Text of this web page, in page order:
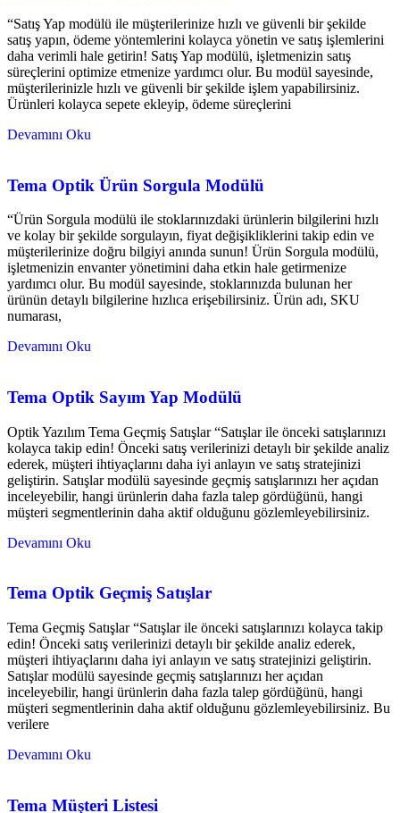
“Satış Yap modülü ile müşterilerinize hızlı ve güvenli bir şekilde
satış yapın, ödeme yöntemlerini kolayca yönetin ve satış işlemlerini
daha verimli hale getirin! Satış Yap modülü, işletmenizin satış
süreçlerini optimize etmenize yardımcı olur. Bu modül sayesinde,
müşterilerinizle hızlı ve güvenli bir şekilde işlem yapabilirsiniz.
Ürünleri kolayca sepete ekleyip, ödeme süreçlerini
Devamını Oku
Tema Optik Ürün Sorgula Modülü
“Ürün Sorgula modülü ile stoklarınızdaki ürünlerin bilgilerini hızlı
ve kolay bir şekilde sorgulayın, fiyat değişikliklerini takip edin ve
müşterilerinize doğru bilgiyi anında sunun! Ürün Sorgula modülü,
işletmenizin envanter yönetimini daha etkin hale getirmenize
yardımcı olur. Bu modül sayesinde, stoklarınızda bulunan her
ürünün detaylı bilgilerine hızlıca erişebilirsiniz. Ürün adı, SKU
numarası,
Devamını Oku
Tema Optik Sayım Yap Modülü
Optik Yazılım Tema Geçmiş Satışlar “Satışlar ile önceki satışlarınızı
kolayca takip edin! Önceki satış verilerinizi detaylı bir şekilde analiz
ederek, müşteri ihtiyaçlarını daha iyi anlayın ve satış stratejinizi
geliştirin. Satışlar modülü sayesinde geçmiş satışlarınızı her açıdan
inceleyebilir, hangi ürünlerin daha fazla talep gördüğünü, hangi
müşteri segmentlerinin daha aktif olduğunu gözlemleyebilirsiniz.
Devamını Oku
Tema Optik Geçmiş Satışlar
Tema Geçmiş Satışlar “Satışlar ile önceki satışlarınızı kolayca takip
edin! Önceki satış verilerinizi detaylı bir şekilde analiz ederek,
müşteri ihtiyaçlarını daha iyi anlayın ve satış stratejinizi geliştirin.
Satışlar modülü sayesinde geçmiş satışlarınızı her açıdan
inceleyebilir, hangi ürünlerin daha fazla talep gördüğünü, hangi
müşteri segmentlerinin daha aktif olduğunu gözlemleyebilirsiniz. Bu
verilere
Devamını Oku
Tema Müşteri Listesi